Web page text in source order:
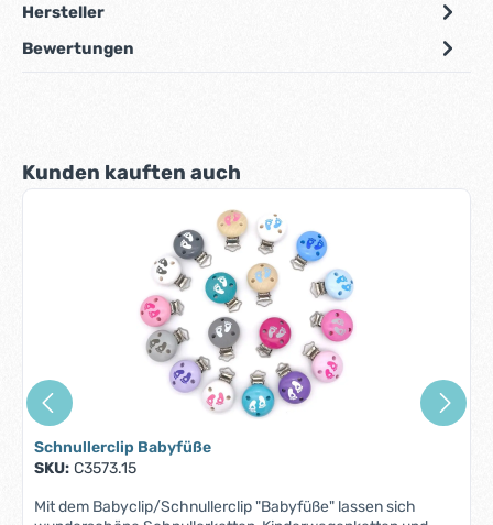
Hersteller
Bewertungen
Produktgalerie überspringen
Kunden kauften auch
Schnullerclip Babyfüße
SKU: C3573.15
Mit dem Babyclip/Schnullerclip "Babyfüße" lassen sich